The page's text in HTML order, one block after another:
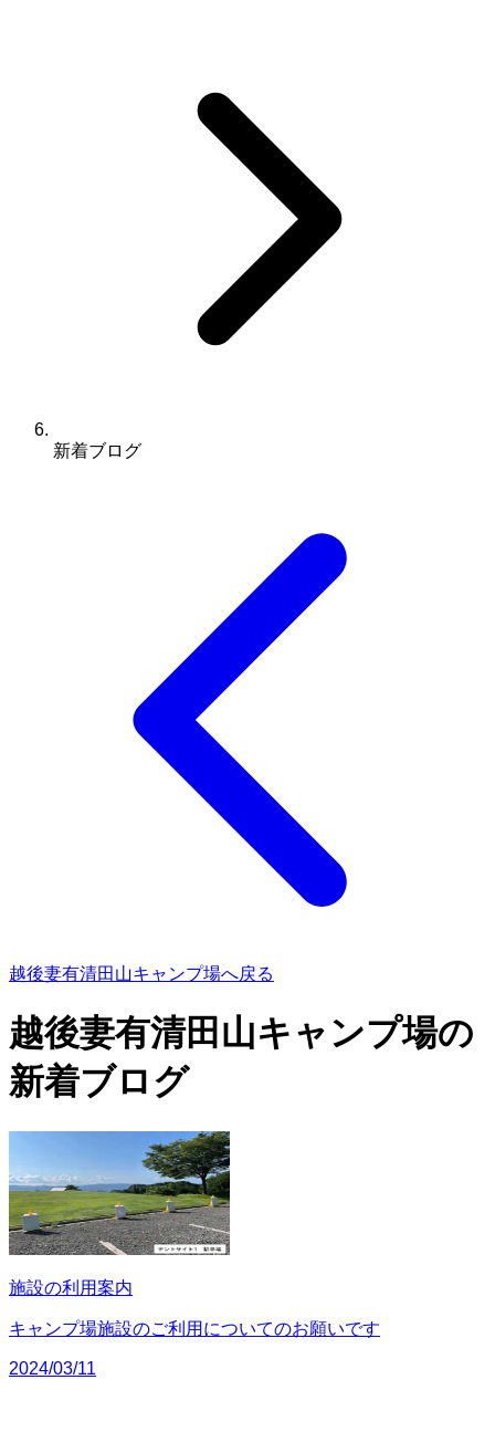
新着ブログ
越後妻有清田山キャンプ場へ戻る
越後妻有清田山キャンプ場の
新着ブログ
施設の利用案内
キャンプ場施設のご利用についてのお願いです
2024/03/11